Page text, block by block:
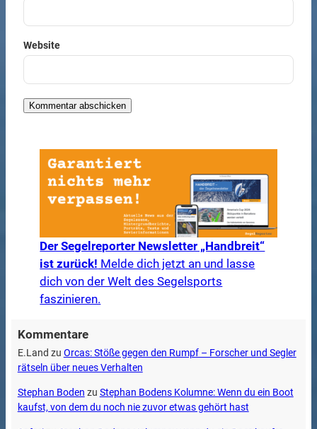
Website
Der Segelreporter Newsletter „Handbreit“
ist zurück! Melde dich jetzt an und lasse
dich von der Welt des Segelsports
faszinieren.
Kommentare
E.Land zu Orcas: Stöße gegen den Rumpf – Forscher und Segler
rätseln über neues Verhalten
Stephan Boden zu Stephan Bodens Kolumne: Wenn du ein Boot
kaufst, von dem du noch nie zuvor etwas gehört hast